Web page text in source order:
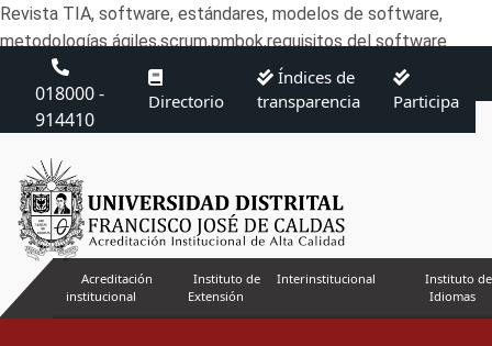
Revista TIA, software, estándares, modelos de software,
metodologías ágiles,scrum,pmbok,requisitos del software
018000 -
914410
Directorio
Índices de
transparencia
Participa
Acreditación
institucional
Instituto de
Extensión
Interinstitucional
Instituto de
Idiomas